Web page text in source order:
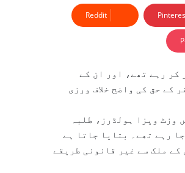
Reddit
کر رہے تھے، اور ان کے
کے حق کی واضح خلاف ورزی
وزٹ ویزا ہولڈرز، طلبہ
رہے تھے۔ بتایا جاتا ہے
ملک سے غیر قانونی طریقے